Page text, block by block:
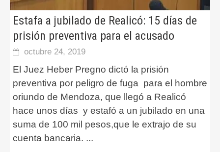
Estafa a jubilado de Realicó: 15 días de
prisión preventiva para el acusado
octubre 24, 2019
El Juez Heber Pregno dictó la prisión
preventiva por peligro de fuga para el hombre
oriundo de Mendoza, que llegó a Realicó
hace unos días y estafó a un jubilado en una
suma de 100 mil pesos,que le extrajo de su
cuenta bancaria. ...